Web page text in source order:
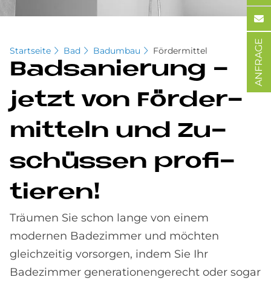
Startseite Bad Badumbau Fördermittel
Bad­sa­nie­rung -
jet­zt von För­der­
mit­teln und Zu­
schüs­sen pro­fi­
tie­ren!
Träumen Sie schon lange von einem
modernen Badezimmer und möchten
gleichzeitig vorsorgen, indem Sie Ihr
Badezimmer generationengerecht oder sogar
ANFRAGE